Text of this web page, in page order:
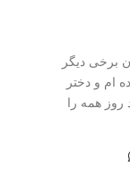
برخی دیگر
ام و دختر
روز همه را